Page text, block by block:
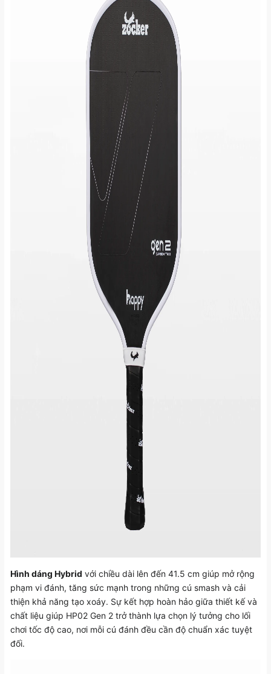
Hình dáng Hybrid với chiều dài lên đến 41.5 cm giúp mở rộng
phạm vi đánh, tăng sức mạnh trong những cú smash và cải
thiện khả năng tạo xoáy. Sự kết hợp hoàn hảo giữa thiết kế và
chất liệu giúp HP02 Gen 2 trở thành lựa chọn lý tưởng cho lối
chơi tốc độ cao, nơi mỗi cú đánh đều cần độ chuẩn xác tuyệt
đối.